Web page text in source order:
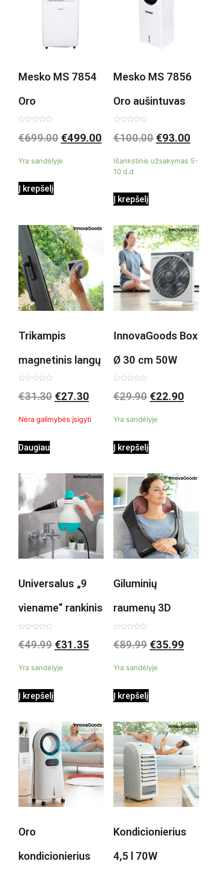
Mesko MS 7854
Oro
kondicionierius
0
iš
€699.00 €499.00
Yra sandėlyje
Į krepšelį
Mesko MS 7856
Oro aušintuvas
be ašmenų 3in1
0
iš
€100.00 €93.00
Išankstinis užsakymas 5-
10 d.d
Į krepšelį
Trikampis
magnetinis langų
valiklis Klinmag
0
iš
€31.30 €27.30
Nėra galimybės įsigyti
Daugiau
InnovaGoods Box
Ø 30 cm 50W
Baltai pilkas
0
iš
€29.90 €22.90
Yra sandėlyje
Į krepšelį
Universalus „9
viename“ rankinis
garintuvas su
0,35 L 3 Bar
1000W
0
iš
€49.99 €31.35
Yra sandėlyje
Į krepšelį
Giluminių
raumenų 3D
elektrinis
Shiatsu
0
iš
€89.99 €35.99
Yra sandėlyje
Į krepšelį
Oro
kondicionierius
Kondicionierius
4,5 l 70W